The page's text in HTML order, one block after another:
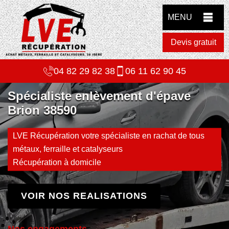
MENU
Devis gratuit
04 82 29 82 38 06 11 62 90 45
Spécialiste enlèvement d'épave
Brion 38590
LVE Récupération votre spécialiste en rachat de tous
métaux, ferraille et catalyseurs
Récupération à domicile
VOIR NOS REALISATIONS